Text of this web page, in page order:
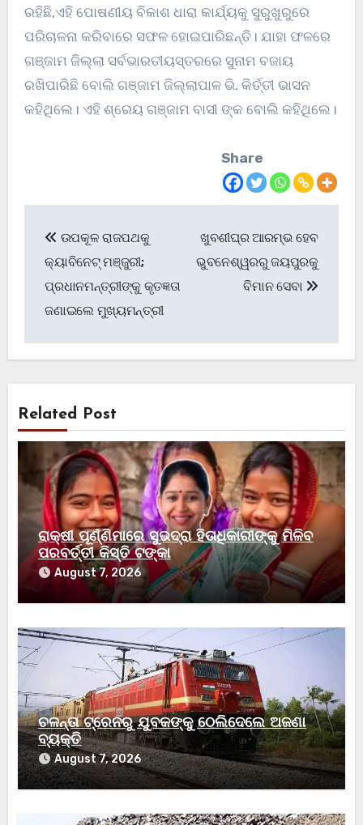
ରହିଛି,ଏହି ପୋଷଣୀୟ ବିକାଶ ଧାରା କାର୍ଯ୍ୟକୁ ସୁରୁଖୁରୁରେ
ପରିଚାଳନା କରିବାରେ ସଫଳ ହୋଇପାରିଛନ୍ତି। ଯାହା ଫଳରେ
ଗଞ୍ଜାମ ଜିଲ୍ଲା ସର୍ବଭାରତୀୟସ୍ତରରେ ସୁନାମ ବଜାୟ
ରଖିପାରିଛି ବୋଲି ଗଞ୍ଜାମ ଜିଲ୍ଲାପାଳ ଭି. କିର୍ତ୍ତୀ ଭାସନ
କହିଥିଲେ। ଏହି ଶ୍ରେୟ ଗଞ୍ଜାମ ବାସୀ ଙ୍କ ବୋଲି କହିଥିଲେ।
Share
navigation
ଉପକୂଳ ରାଜପଥକୁ
କ୍ୟାବିନେଟ୍‌ ମଞ୍ଜୁରୀ;
ପ୍ରଧାନମନ୍ତ୍ରୀଙ୍କୁ କୃତଜ୍ଞତା
ଜଣାଇଲେ ମୁଖ୍ୟମନ୍ତ୍ରୀ
ଖୁବଶୀଘ୍ର ଆରମ୍ଭ ହେବ
ଭୁବନେଶ୍ୱରରୁ ଜୟପୁରକୁ
ବିମାନ ସେବା
Related Post
ରାକ୍ଷୀ ପୂର୍ଣ୍ଣିମାରେ ସୁଭଦ୍ରା ହିତାଧିକାରୀଙ୍କୁ ମିଳିବ
ପରବର୍ତ୍ତୀ କିସ୍ତି ଟଙ୍କା
August 7, 2026
ଚଳନ୍ତା ଟ୍ରେନରୁ ଯୁବକଙ୍କୁ ଠେଲିଦେଲେ ଅଜଣା
ବ୍ୟକ୍ତି
August 7, 2026